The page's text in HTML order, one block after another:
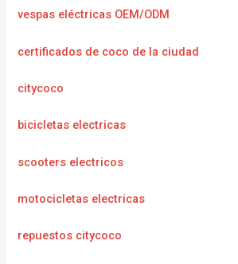
vespas eléctricas OEM/ODM
certificados de coco de la ciudad
citycoco
bicicletas electricas
scooters electricos
motocicletas electricas
repuestos citycoco